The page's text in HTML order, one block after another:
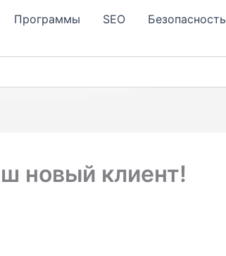
Программы SЕО Безопасность
новый клиент!